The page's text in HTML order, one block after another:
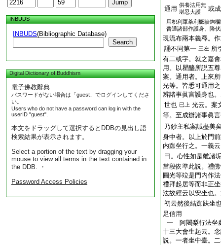
INBUDS
INBUDS(Bibliographic Database)
Search
Digital Dictionary of Buddhism
電子佛教辭典
パスワードがない場合は「guest」でログインしてくださ
い。
Users who do not have a password can log in with the
userID "guest".
本文をドラッグして選択するとDDBの見出し語
検索結果が表示されます。
Select a portion of the text by dragging your
mouse to view all terms in the text contained in
the DDB. ・
Password Access Policies
通用 供養法用無
堪忍大護
或
用枳利軍荼利橛牆鉤
普通諸部作護身。降
現流布兩本義釋。
誦不同第一 三左 所
有二或字。就之嘉
用。以瞿醯所説五
案。通用者。上來
光等。皆悉可通用
辨諸事眞言護身也
世也 已上 光云。案
等。至成辦諸事眞
乃鈔主私案誠盡
身中者。以上於門
内跏坐行之。一義
曰。心性如是離諸
當段依準此説。禮
圓光等竝是門内作
禮拜起居等而非正
法故經云以安坐也
初云然後結跏趺坐
足信用
一 阿闍梨行法坐
十三大會生起云。
説。一者坐中臺。